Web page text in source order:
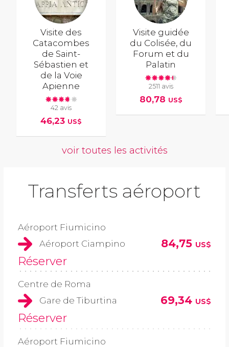
Visite des
Catacombes
de Saint-
Sébastien et
de la Voie
Apienne
42 avis
46,23 US$
Visite guidée
du Colisée, du
Forum et du
Palatin
2511 avis
80,78 US$
voir toutes les activités
Transferts aéroport
Aéroport Fiumicino
Aéroport Ciampino
84,75 US$
Réserver
Centre de Roma
Gare de Tiburtina
69,34 US$
Réserver
Aéroport Fiumicino